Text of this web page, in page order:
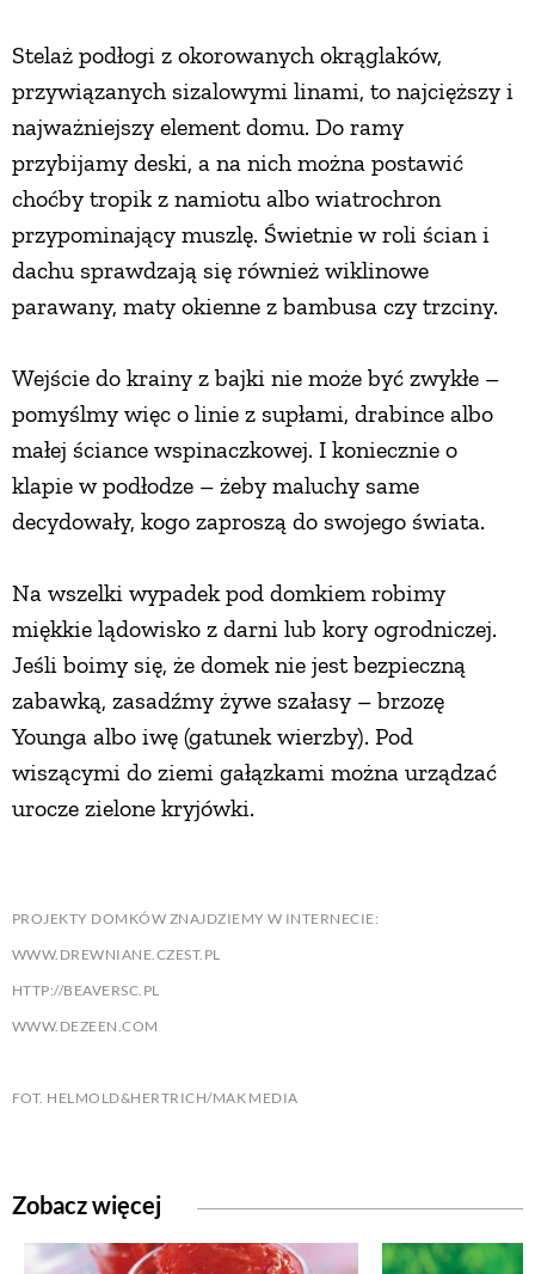
Stelaż podłogi z okorowanych okrąglaków,
przywiązanych sizalowymi linami, to najcięższy i
najważniejszy element domu. Do ramy
przybijamy deski, a na nich można postawić
choćby tropik z namiotu albo wiatrochron
przypominający muszlę. Świetnie w roli ścian i
dachu sprawdzają się również wiklinowe
parawany, maty okienne z bambusa czy trzciny.
Wejście do krainy z bajki nie może być zwykłe –
pomyślmy więc o linie z supłami, drabince albo
małej ściance wspinaczkowej. I koniecznie o
klapie w podłodze – żeby maluchy same
decydowały, kogo zaproszą do swojego świata.
Na wszelki wypadek pod domkiem robimy
miękkie lądowisko z darni lub kory ogrodniczej.
Jeśli boimy się, że domek nie jest bezpieczną
zabawką, zasadźmy żywe szałasy – brzozę
Younga albo iwę (gatunek wierzby). Pod
wiszącymi do ziemi gałązkami można urządzać
urocze zielone kryjówki.
PROJEKTY DOMKÓW ZNAJDZIEMY W INTERNECIE:
WWW.DREWNIANE.CZEST.PL
HTTP://BEAVERSC.PL
WWW.DEZEEN.COM
FOT. HELMOLD&HERTRICH/MAK MEDIA
Zobacz więcej